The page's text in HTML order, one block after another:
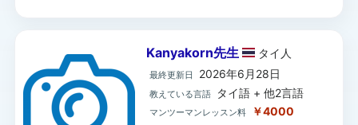
Kanyakorn先生 タイ 人
最終更新日 2026年6月28日
教えている言語 タイ語 + 他2言語
マンツーマンレッスン料 ￥4000